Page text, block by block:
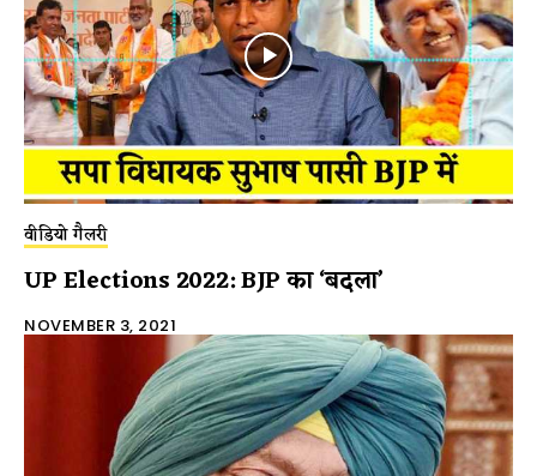
वीडियो गैलरी
UP Elections 2022: BJP का ‘बदला’
NOVEMBER 3, 2021